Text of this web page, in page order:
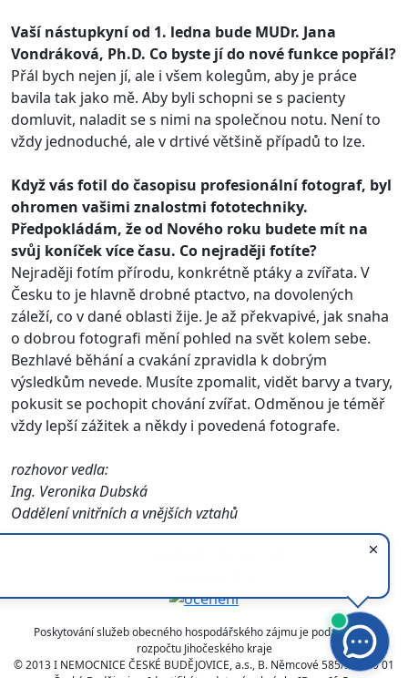
Vaší nástupkyní od 1. ledna bude MUDr. Jana
Vondráková, Ph.D. Co byste jí do nové funkce popřál?
Přál bych nejen jí, ale i všem kolegům, aby je práce
bavila tak jako mě. Aby byli schopni se s pacienty
domluvit, naladit se s nimi na společnou notu. Není to
vždy jednoduché, ale v drtivé většině případů to lze.
Když vás fotil do časopisu profesionální fotograf, byl
ohromen vašimi znalostmi fototechniky.
Předpokládám, že od Nového roku budete mít na
svůj koníček více času. Co nejraději fotíte?
Nejraději fotím přírodu, konkrétně ptáky a zvířata. V
Česku to je hlavně drobné ptactvo, na dovolených
záleží, co v dané oblasti žije. Je až překvapivé, jak snaha
o dobrou fotografi mění pohled na svět kolem sebe.
Bezhlavé běhání a cvakání zpravidla k dobrým
výsledkům nevede. Musíte zpomalit, vidět barvy a tvary,
pokusit se pochopit chování zvířat. Odměnou je téměř
vždy lepší zážitek a někdy i povedená fotografe.
rozhovor vedla:
Ing. Veronika Dubská
Oddělení vnitřních a vnějších vztahů
Poskytování služeb obecného hospodářského zájmu je podpořeno z
rozpočtu Jihočeského kraje
© 2013 I NEMOCNICE ČESKÉ BUDĚJOVICE, a.s., B. Němcové 585/54 370 01